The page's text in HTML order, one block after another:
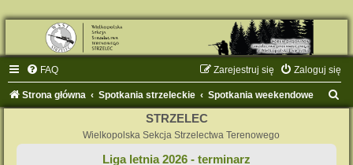
FAQ Zaloguj się
Zarejestruj się
Strona główna Spotkania strzeleckie Spotkania weekendowe
STRZELEC
Wielkopolska Sekcja Strzelectwa Terenowego
Liga letnia 2026 - terminarz